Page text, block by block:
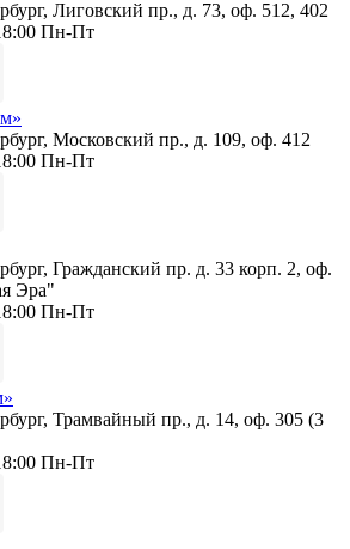
Лиговский пр., д. 73, оф. 512, 402
Пн-Пт
Московский пр., д. 109, оф. 412
Пн-Пт
Гражданский пр. д. 33 корп. 2, оф.
Эра"
Пн-Пт
Трамвайный пр., д. 14, оф. 305 (3
Пн-Пт